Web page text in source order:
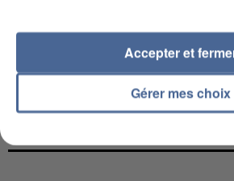
UN SECOND CADRE DE LA DZ
INTERPELLÉ EN ALGÉRIE
Gérer mes choix
Accepter et